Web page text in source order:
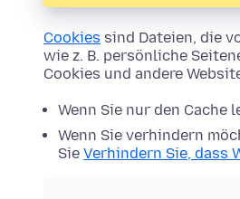
Cookies sind Dateien, die
wie z. B. persönliche
Cookies und andere
Wenn Sie nur den Cache
Wenn Sie verhindern
Sie Verhindern Sie, dass